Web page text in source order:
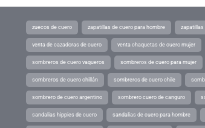
zuecos de cuero zapatillas de cuero para hombre zapatillas
venta de cazadoras de cuero venta chaquetas de cuero mujer
sombreros de cuero vaqueros sombreros de cuero para mujer
sombreros de cuero chillán sombreros de cuero chile
sombrero de cuero argentino sombrero cuero de canguro
sandalias hippies de cuero sandalias de cuero para hombre